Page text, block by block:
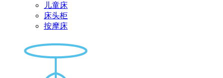
儿童床
床头柜
按摩床